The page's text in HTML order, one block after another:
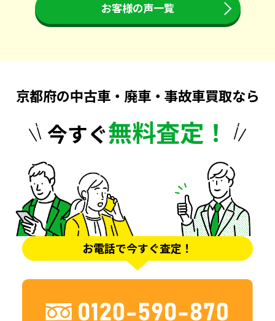
お客様の声一覧
京都府の中古車・廃車・事故車買取なら
今すぐ無料査定！
お電話で今すぐ査定！